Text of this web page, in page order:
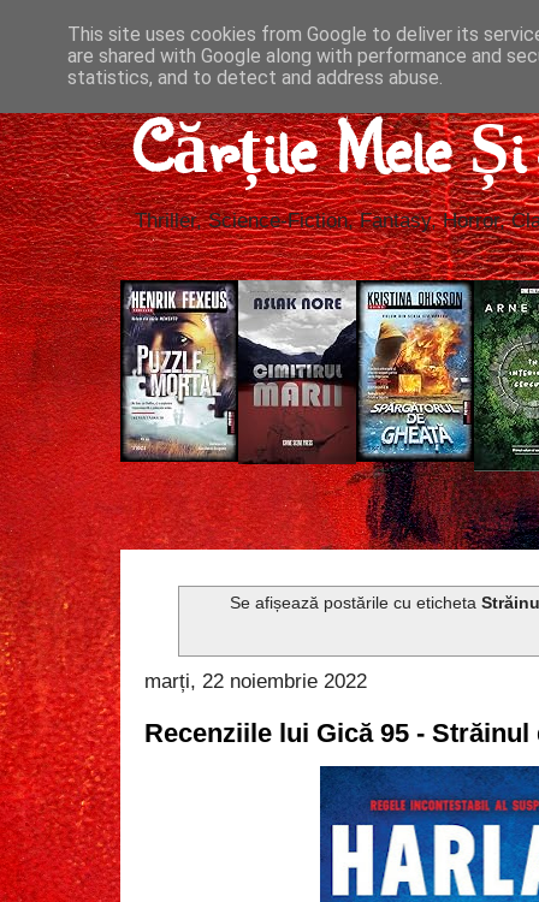
Cărțile Mele
Thriller, Science-Fiction, Fantasy, Horror,
Se afișează postările cu eticheta
marți, 22 noiembrie 2022
Recenziile lui Gică 95 - Străinul
This site uses cookies from Google to deliver its
are shared with Google along with performance and
statistics, and to detect and address abuse.